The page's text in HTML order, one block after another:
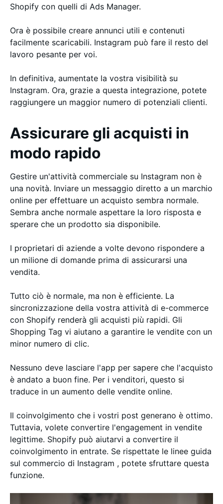
Shopify con quelli di Ads Manager.
Ora è possibile creare annunci utili e contenuti
facilmente scaricabili. Instagram può fare il resto del
lavoro pesante per voi.
In definitiva, aumentate la vostra visibilità su
Instagram. Ora, grazie a questa integrazione, potete
raggiungere un maggior numero di potenziali clienti.
Assicurare gli acquisti in
modo rapido
Gestire un'attività commerciale su Instagram non è
una novità. Inviare un messaggio diretto a un marchio
online per effettuare un acquisto sembra normale.
Sembra anche normale aspettare la loro risposta e
sperare che un prodotto sia disponibile.
I proprietari di aziende a volte devono rispondere a
un milione di domande prima di assicurarsi una
vendita.
Tutto ciò è normale, ma non è efficiente. La
sincronizzazione della vostra attività di e-commerce
con Shopify renderà gli acquisti più rapidi. Gli
Shopping Tag vi aiutano a garantire le vendite con un
minor numero di clic.
Nessuno deve lasciare l'app per sapere che l'acquisto
è andato a buon fine. Per i venditori, questo si
traduce in un aumento delle vendite online.
Il coinvolgimento che i vostri post generano è ottimo.
Tuttavia, volete convertire l'engagement in vendite
legittime. Shopify può aiutarvi a convertire il
coinvolgimento in entrate. Se rispettate le linee guida
sul commercio di Instagram , potete sfruttare questa
funzione.